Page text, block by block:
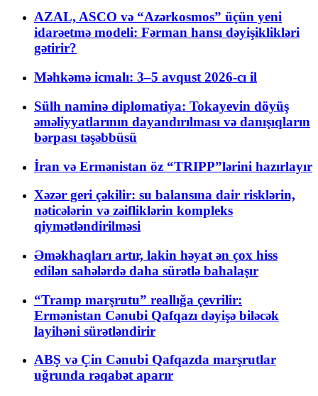
AZAL, ASCO və “Azərkosmos” üçün yeni
idarəetmə modeli: Fərman hansı dəyişiklikləri
gətirir?
Məhkəmə icmalı: 3–5 avqust 2026-cı il
Sülh naminə diplomatiya: Tokayevin döyüş
əməliyyatlarının dayandırılması və danışıqların
bərpası təşəbbüsü
İran və Ermənistan öz “TRIPP”lərini hazırlayır
Xəzər geri çəkilir: su balansına dair risklərin,
nəticələrin və zəifliklərin kompleks
qiymətləndirilməsi
Əməkhaqları artır, lakin həyat ən çox hiss
edilən sahələrdə daha sürətlə bahalaşır
“Tramp marşrutu” reallığa çevrilir:
Ermənistan Cənubi Qafqazı dəyişə biləcək
layihəni sürətləndirir
ABŞ və Çin Cənubi Qafqazda marşrutlar
uğrunda rəqabət aparır